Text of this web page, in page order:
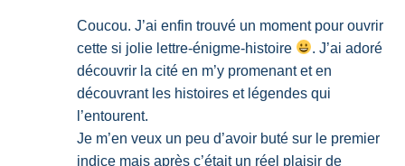
Coucou. J’ai enfin trouvé un moment pour ouvrir
cette si jolie lettre-énigme-histoire
. J’ai adoré
découvrir la cité en m’y promenant et en
découvrant les histoires et légendes qui
l’entourent.
Je m’en veux un peu d’avoir buté sur le premier
indice mais après c’était un réel plaisir de